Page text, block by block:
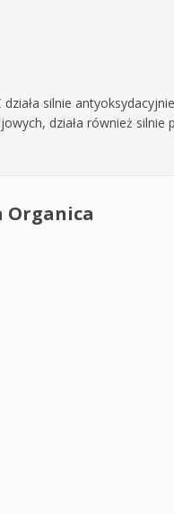
silnie
działa również
Organica